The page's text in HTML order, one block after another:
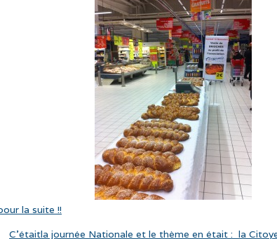
la suite !!
C’étaitla journée Nationale et le thème en était : la